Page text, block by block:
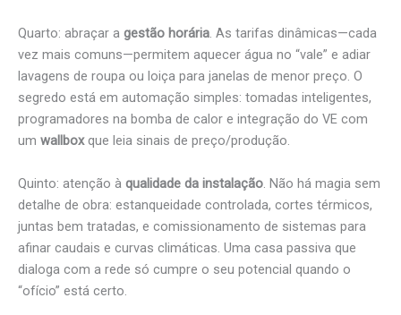
Quarto: abraçar a gestão horária. As tarifas dinâmicas—cada
vez mais comuns—permitem aquecer água no “vale” e adiar
lavagens de roupa ou loiça para janelas de menor preço. O
segredo está em automação simples: tomadas inteligentes,
programadores na bomba de calor e integração do VE com
um wallboxque leia sinais de preço/produção.
Quinto: atenção à qualidade da instalação . Não há magia sem
detalhe de obra: estanqueidade controlada, cortes térmicos,
juntas bem tratadas, e comissionamento de sistemas para
afinar caudais e curvas climáticas. Uma casa passiva que
dialoga com a rede só cumpre o seu potencial quando o
“ofício” está certo.